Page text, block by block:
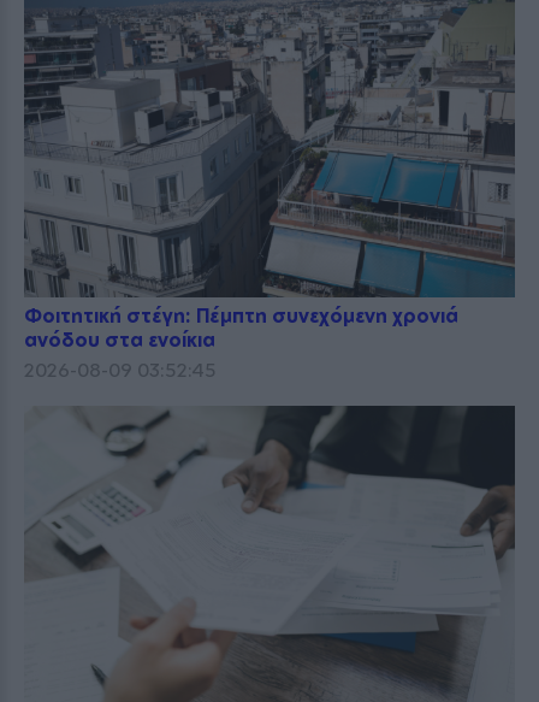
Φοιτητική στέγη: Πέμπτη συνεχόμενη χρονιά
ανόδου στα ενοίκια
2026-08-09 03:52:45